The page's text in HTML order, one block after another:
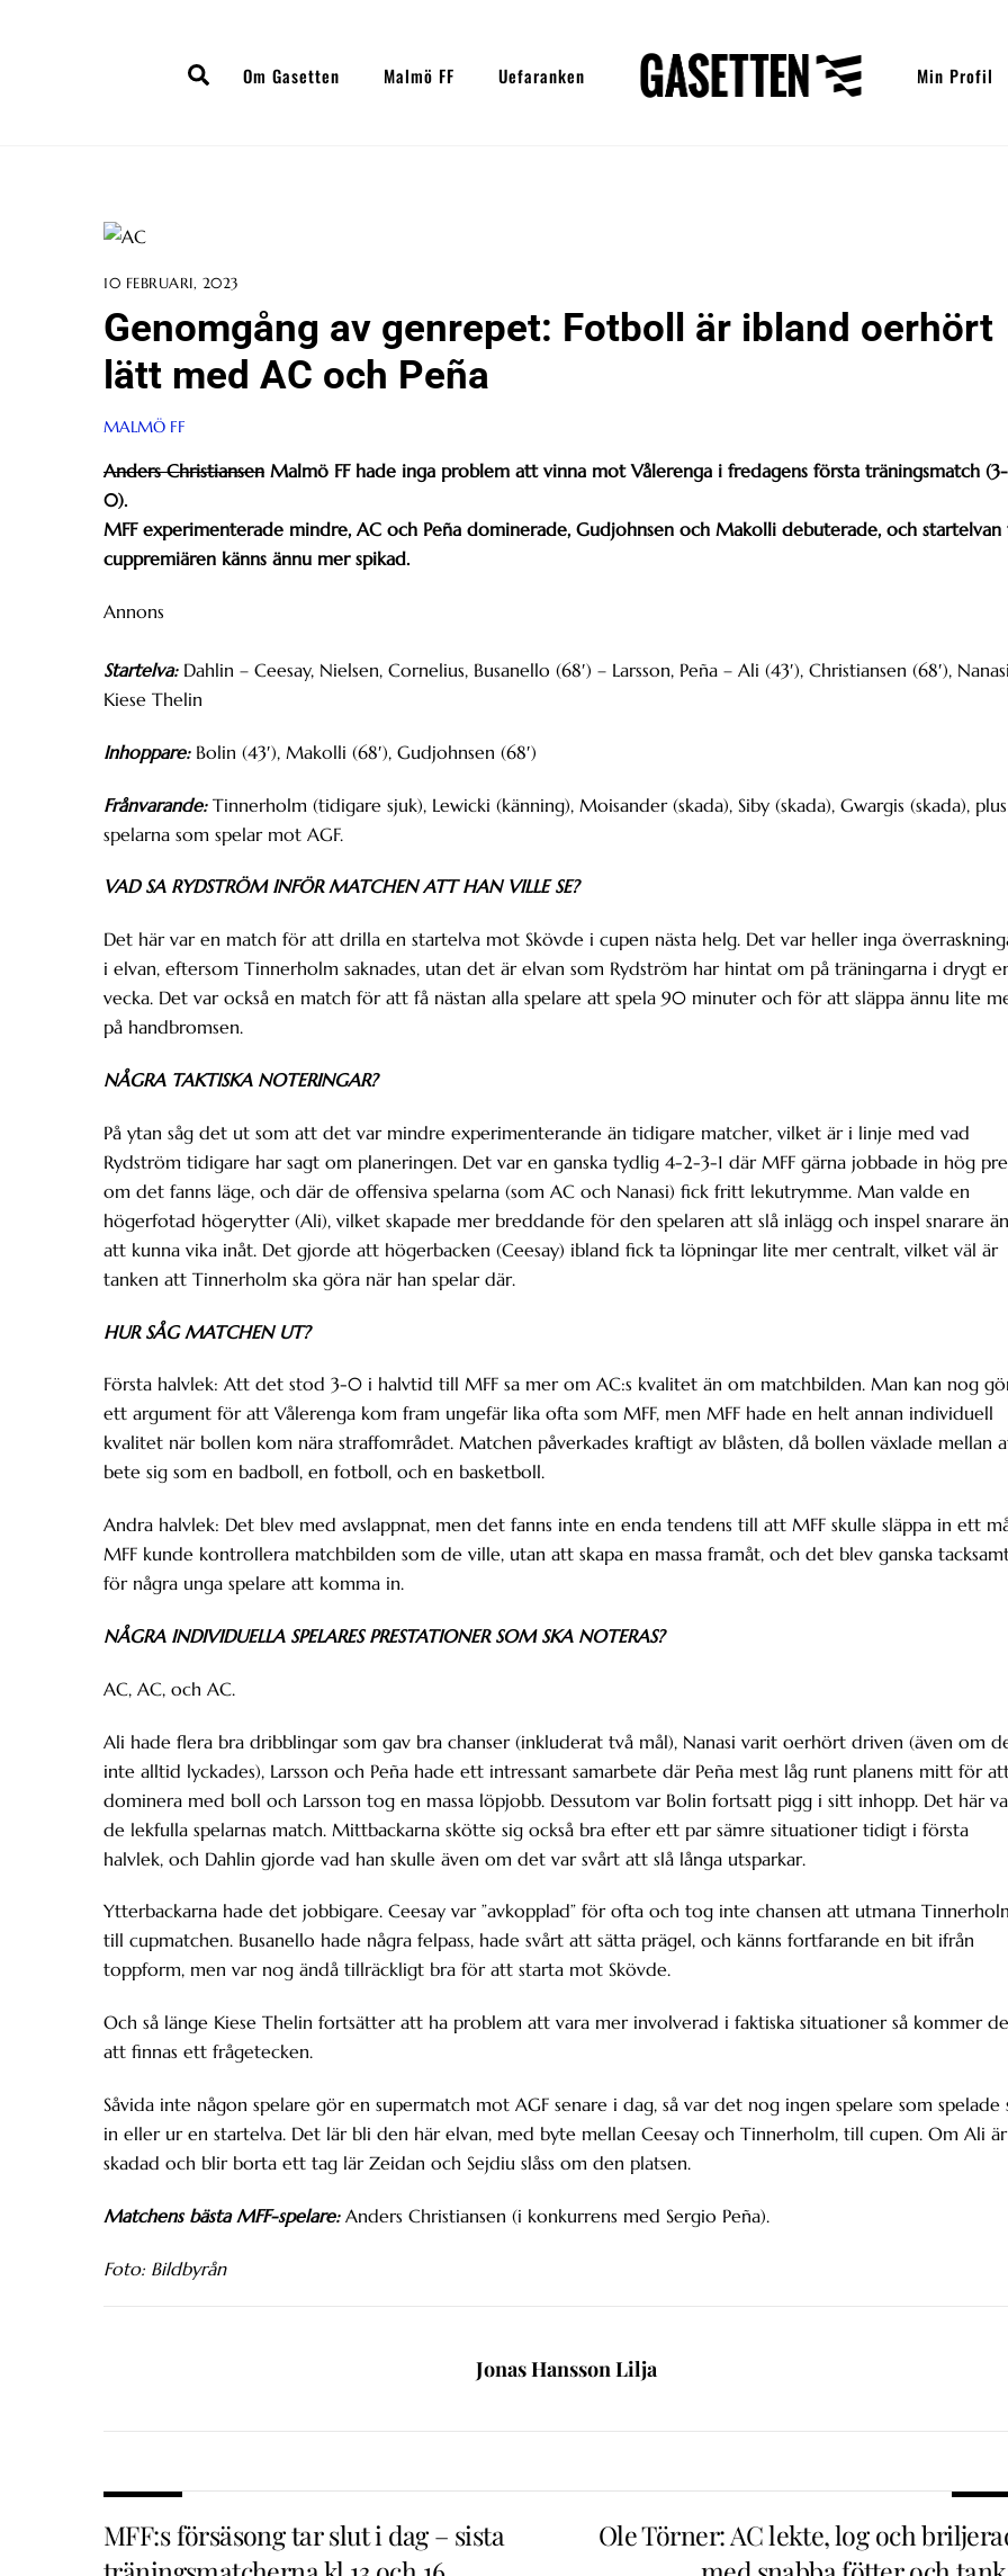
SearchOm Gasetten Malmö FF Uefaranken Min Profil
10 FEBRUARI, 2023
Genomgång av genrepet: Fotboll är ibland oerhört
lätt med AC och Peña
MALMÖ FF
Anders Christiansen Malmö FF hade inga problem att vinna mot Vålerenga i fredagens första träningsmatch (3-
0).
MFF experimenterade mindre, AC och Peña dominerade, Gudjohnsen och Makolli debuterade, och
cuppremiären känns ännu mer spikad.
Annons
Startelva:Dahlin – Ceesay, Nielsen, Cornelius, Busanello (68′) – Larsson, Peña – Ali (43′), Christiansen (68′),
Kiese Thelin
Inhoppare:Bolin (43′), Makolli (68′), Gudjohnsen (68′)
Frånvarande:Tinnerholm (tidigare sjuk), Lewicki (känning), Moisander (skada), Siby (skada), Gwargis (skada), plus
spelarna som spelar mot AGF.
VAD SA RYDSTRÖM INFÖR MATCHEN ATT HAN VILLE SE?
Det här var en match för att drilla en startelva mot Skövde i cupen nästa helg. Det var heller inga
i elvan, eftersom Tinnerholm saknades, utan det är elvan som Rydström har hintat om på träningarna i drygt
vecka. Det var också en match för att få nästan alla spelare att spela 90 minuter och för att släppa ännu lite
på handbromsen.
NÅGRA TAKTISKA NOTERINGAR?
På ytan såg det ut som att det var mindre experimenterande än tidigare matcher, vilket är i linje med vad
Rydström tidigare har sagt om planeringen. Det var en ganska tydlig 4-2-3-1 där MFF gärna jobbade in hög
om det fanns läge, och där de offensiva spelarna (som AC och Nanasi) fick fritt lekutrymme. Man valde en
högerfotad högerytter (Ali), vilket skapade mer breddande för den spelaren att slå inlägg och inspel snarare än
att kunna vika inåt. Det gjorde att högerbacken (Ceesay) ibland fick ta löpningar lite mer centralt, vilket väl är
tanken att Tinnerholm ska göra när han spelar där.
HUR SÅG MATCHEN UT?
Första halvlek: Att det stod 3-0 i halvtid till MFF sa mer om AC:s kvalitet än om matchbilden. Man kan nog
ett argument för att Vålerenga kom fram ungefär lika ofta som MFF, men MFF hade en helt annan individuell
kvalitet när bollen kom nära straffområdet. Matchen påverkades kraftigt av blåsten, då bollen växlade mellan
bete sig som en badboll, en fotboll, och en basketboll.
Andra halvlek: Det blev med avslappnat, men det fanns inte en enda tendens till att MFF skulle släppa in ett
MFF kunde kontrollera matchbilden som de ville, utan att skapa en massa framåt, och det blev ganska
för några unga spelare att komma in.
NÅGRA INDIVIDUELLA SPELARES PRESTATIONER SOM SKA NOTERAS?
AC, AC, och AC.
Ali hade flera bra dribblingar som gav bra chanser (inkluderat två mål), Nanasi varit oerhört driven (även om
inte alltid lyckades), Larsson och Peña hade ett intressant samarbete där Peña mest låg runt planens mitt för
dominera med boll och Larsson tog en massa löpjobb. Dessutom var Bolin fortsatt pigg i sitt inhopp. Det här
de lekfulla spelarnas match. Mittbackarna skötte sig också bra efter ett par sämre situationer tidigt i första
halvlek, och Dahlin gjorde vad han skulle även om det var svårt att slå långa utsparkar.
Ytterbackarna hade det jobbigare. Ceesay var ”avkopplad” för ofta och tog inte chansen att utmana
till cupmatchen. Busanello hade några felpass, hade svårt att sätta prägel, och känns fortfarande en bit ifrån
toppform, men var nog ändå tillräckligt bra för att starta mot Skövde.
Och så länge Kiese Thelin fortsätter att ha problem att vara mer involverad i faktiska situationer så kommer
att finnas ett frågetecken.
Såvida inte någon spelare gör en supermatch mot AGF senare i dag, så var det nog ingen spelare som spelade
in eller ur en startelva. Det lär bli den här elvan, med byte mellan Ceesay och Tinnerholm, till cupen. Om Ali är
skadad och blir borta ett tag lär Zeidan och Sejdiu slåss om den platsen.
Matchens bästa MFF-spelare:Anders Christiansen (i konkurrens med Sergio Peña).
Foto: Bildbyrån
Jonas Hansson Lilja
MFF:s försäsong tar slut i dag – sista
Ole Törner: AC lekte, log och